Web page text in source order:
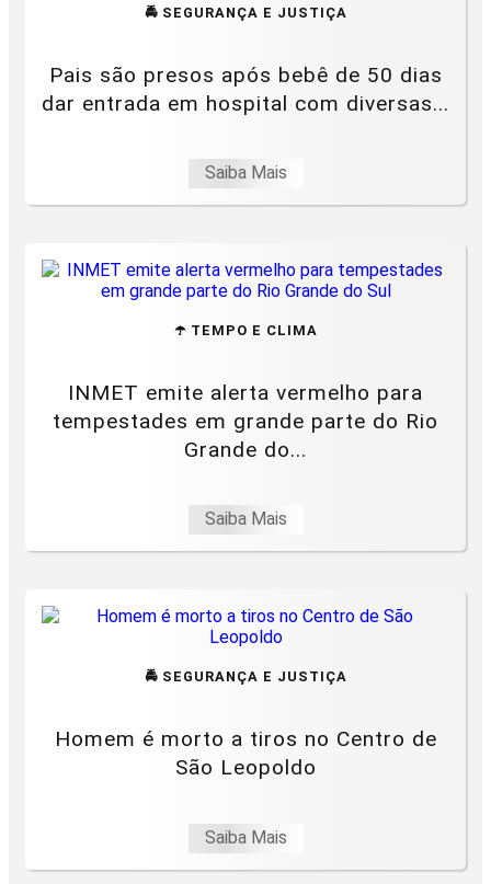
🚔 SEGURANÇA E JUSTIÇA
Pais são presos após bebê de 50 dias
dar entrada em hospital com diversas...
Saiba Mais
☂️ TEMPO E CLIMA
INMET emite alerta vermelho para
tempestades em grande parte do Rio
Grande do...
Saiba Mais
🚔 SEGURANÇA E JUSTIÇA
Homem é morto a tiros no Centro de
São Leopoldo
Saiba Mais